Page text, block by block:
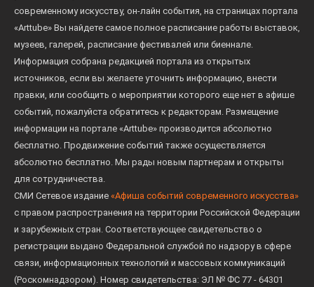
современному искусству, он-лайн события, на страницах портала
«Arttube» Вы найдете самое полное расписание работы выставок,
музеев, галерей, расписание фестивалей или биеннале.
Информация собрана редакцией портала из открытых
источников, если вы желаете уточнить информацию, внести
правки, или сообщить о мероприятии которого еще нет в афише
событий, пожалуйста обратитесь к редакторам. Размещение
информации на портале «Arttube» производится абсолютно
бесплатно. Продвижение событий также осуществляется
абсолютно бесплатно. Мы рады новым партнерам и открыты
для сотрудничества.
СМИ Сетевое издание «Афиша событий современного искусства»
с правом распространения на территории Российской Федерации
и зарубежных стран. Соответствующее свидетельство о
регистрации выдано Федеральной службой по надзору в сфере
связи, информационных технологий и массовых коммуникаций
(Роскомнадзором). Номер свидетельства: ЭЛ № ФС 77 - 64301